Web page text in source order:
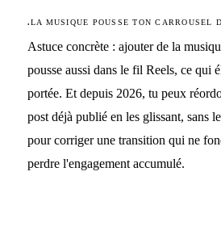
.LA MUSIQUE POUSSE TON CARROUSEL
Astuce concrète : ajouter de la
pousse aussi dans le fil Reels, ce qui
portée. Et depuis 2026, tu peux
post déjà publié en les glissant, sans
pour corriger une transition qui ne
perdre l'engagement accumulé.